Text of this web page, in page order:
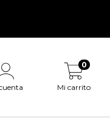
Mi carrito
0